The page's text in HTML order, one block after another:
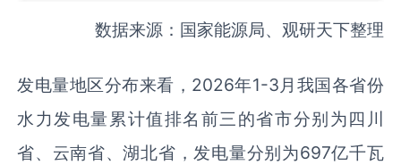
数据来源：国家能源局、观研天下整理
发电量地区分布来看，2026年1-3月我国各省份
水力发电量累计值排名前三的省市分别为四川
省、云南省、湖北省，发电量分别为697亿千瓦